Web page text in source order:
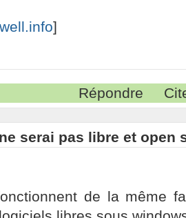
]
Répondre
serai pas libre et open
de la même